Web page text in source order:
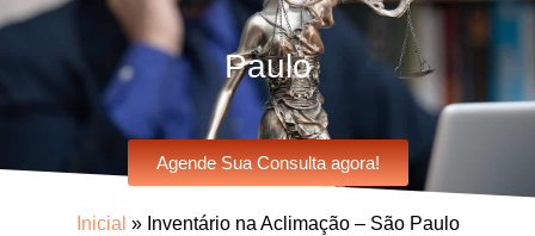
Paulo
Agende Sua Consulta agora!
Inicial » Inventário na Aclimação – São Paulo